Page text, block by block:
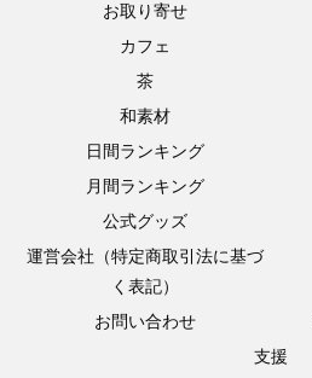
お取り寄せ
カフェ
茶
和素材
日間ランキング
月間ランキング
公式グッズ
運営会社（特定商取引法に基づ
く表記）
お問い合わせ
支援